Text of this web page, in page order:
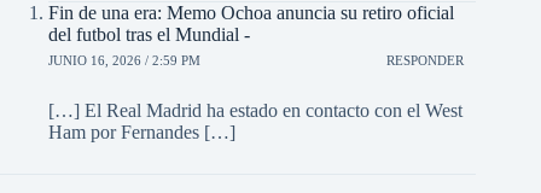
Fin de una era: Memo Ochoa anuncia su retiro oficial
del futbol tras el Mundial -
JUNIO 16, 2026 / 2:59 PM RESPONDER
[…] El Real Madrid ha estado en contacto con el West
Ham por Fernandes […]